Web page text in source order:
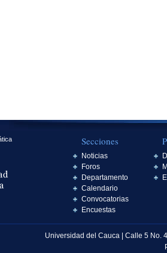
Secciones
Noticias
Foros
Departamento
Calendario
Convocatorias
Encuestas
Universidad del Cauca | Calle 5 No.